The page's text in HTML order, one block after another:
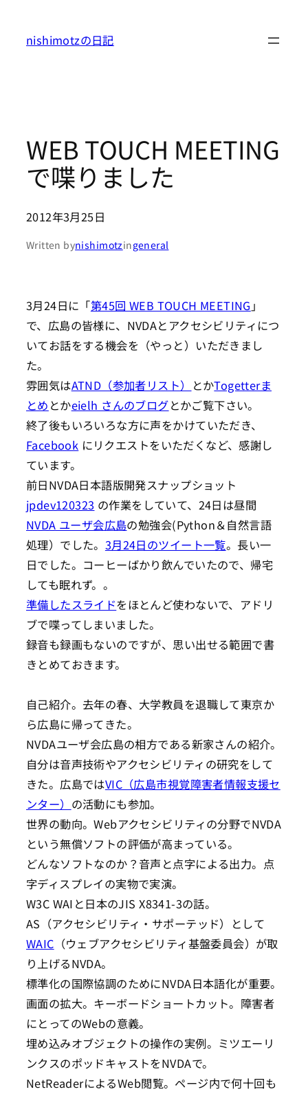
nishimotzの日記
WEB TOUCH MEETING
で喋りました
2012年3月25日
Written bynishimotzingeneral
3月24日に「第45回 WEB TOUCH MEETING 」
で、広島の皆様に、NVDAとアクセシビリティにつ
いてお話をする機会を（やっと）いただきまし
た。
雰囲気はATND（参加者リスト） とかTogetterま
とめ とかeielh さんのブログとかご覧下さい。
終了後もいろいろな方に声をかけていただき、
Facebook にリクエストをいただくなど、感謝し
ています。
前日NVDA日本語版開発スナップショット
jpdev120323 の作業をしていて、24日は昼間
NVDA ユーザ会広島の勉強会(Python＆自然言語
処理）でした。 3月24日のツイート一覧。長い一
日でした。コーヒーばかり飲んでいたので、帰宅
しても眠れず。。
準備したスライドをほとんど使わないで、アドリ
ブで喋ってしまいました。
録音も録画もないのですが、思い出せる範囲で書
きとめておきます。
自己紹介。去年の春、大学教員を退職して東京か
ら広島に帰ってきた。
NVDAユーザ会広島の相方である新家さんの紹介。
自分は音声技術やアクセシビリティの研究をして
きた。広島ではVIC（広島市視覚障害者情報支援セ
ンター） の活動にも参加。
世界の動向。Webアクセシビリティの分野でNVDA
という無償ソフトの評価が高まっている。
どんなソフトなのか？音声と点字による出力。点
字ディスプレイの実物で実演。
W3C WAIと日本のJIS X8341-3の話。
AS（アクセシビリティ・サポーテッド）として
WAIC （ウェブアクセシビリティ基盤委員会）が取
り上げるNVDA。
標準化の国際協調のためにNVDA日本語化が重要。
画面の拡大。キーボードショートカット。障害者
にとってのWebの意義。
埋め込みオブジェクトの操作の実例。ミツエーリ
ンクスのポッドキャストをNVDAで。
NetReaderによるWeb閲覧。ページ内で何十回も